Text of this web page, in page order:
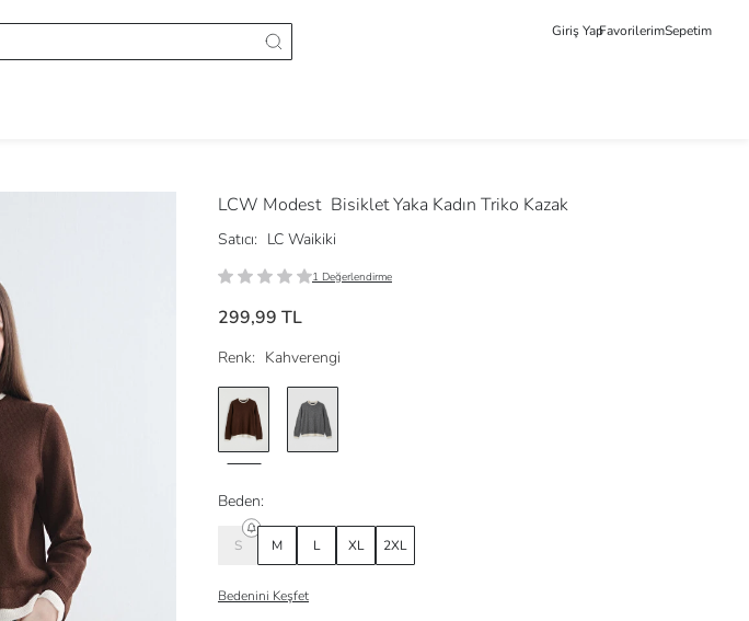
Giriş YapFavorilerimSepetim
LCW Modest Bisiklet Yaka Kadın Triko Kazak
Satıcı: LC Waikiki
1 Değerlendirme
299,99 TL
Renk: Kahverengi
Beden:
S M L XL 2XL
Bedenini Keşfet